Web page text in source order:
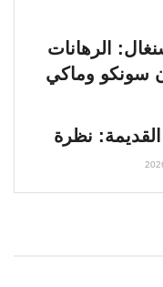
الرهانات
سونكو وماكي
القديمة: نظرة